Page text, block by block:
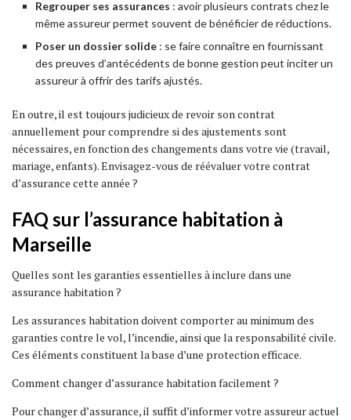
Regrouper ses assurances : avoir plusieurs contrats chez le
même assureur permet souvent de bénéficier de réductions.
Poser un dossier solide : se faire connaître en fournissant
des preuves d’antécédents de bonne gestion peut inciter un
assureur à offrir des tarifs ajustés.
En outre, il est toujours judicieux de revoir son contrat
annuellement pour comprendre si des ajustements sont
nécessaires, en fonction des changements dans votre vie (travail,
mariage, enfants). Envisagez-vous de réévaluer votre contrat
d’assurance cette année ?
FAQ sur l’assurance habitation à
Marseille
Quelles sont les garanties essentielles à inclure dans une
assurance habitation ?
Les assurances habitation doivent comporter au minimum des
garanties contre le vol, l’incendie, ainsi que la responsabilité civile.
Ces éléments constituent la base d’une protection efficace.
Comment changer d’assurance habitation facilement ?
Pour changer d’assurance, il suffit d’informer votre assureur actuel